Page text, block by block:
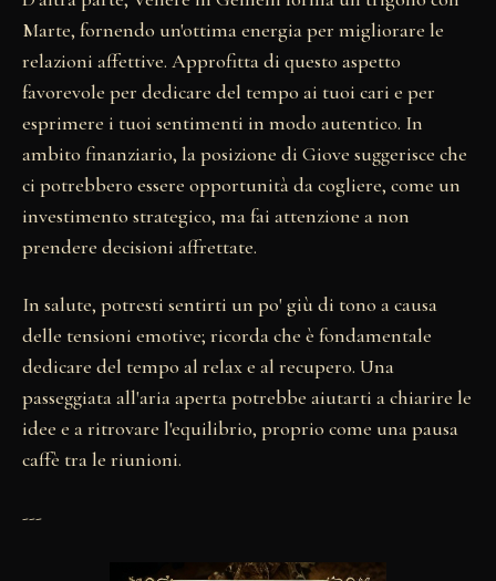
Marte, fornendo un'ottima energia per migliorare le
relazioni affettive. Approfitta di questo aspetto
favorevole per dedicare del tempo ai tuoi cari e per
esprimere i tuoi sentimenti in modo autentico. In
ambito finanziario, la posizione di Giove suggerisce che
ci potrebbero essere opportunità da cogliere, come un
investimento strategico, ma fai attenzione a non
prendere decisioni affrettate.
In salute, potresti sentirti un po' giù di tono a causa
delle tensioni emotive; ricorda che è fondamentale
dedicare del tempo al relax e al recupero. Una
passeggiata all'aria aperta potrebbe aiutarti a chiarire le
idee e a ritrovare l'equilibrio, proprio come una pausa
caffè tra le riunioni.
---